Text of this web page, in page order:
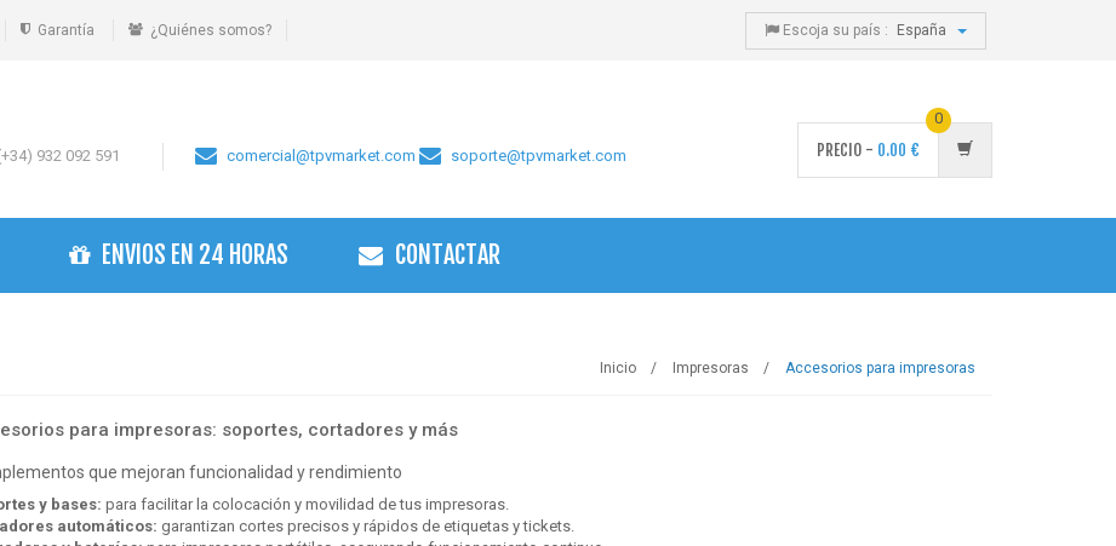
Garantía ¿Quiénes somos? Escoja su país : España
932 092 591 comercial@tpvmarket.com soporte@tpvmarket.com PRECIO - 0.00 €
0
ENVIOS EN 24 HORAS CONTACTAR
Inicio Impresoras Accesorios para impresoras
para impresoras: soportes, cortadores y más
que mejoran funcionalidad y rendimiento
y bases: para facilitar la colocación y movilidad de tus impresoras.
automáticos: garantizan cortes precisos y rápidos de etiquetas y tickets.